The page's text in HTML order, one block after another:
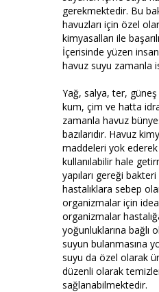
gerekmektedir. Bu
havuzları için özel
kimyasalları ile
İçerisinde yüzen
havuz suyu zamanla
Yağ, salya, ter,
kum, çim ve hatta
zamanla havuz
bazılarıdır. Havuz
maddeleri yok ederek
kullanılabilir hale
yapıları gereği
hastalıklara sebep
organizmalar için
organizmalar
yoğunluklarına
suyun bulanmasına
suyu da özel olarak
düzenli olarak
sağlanabilmektedir.